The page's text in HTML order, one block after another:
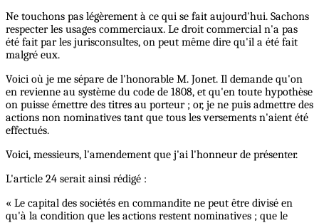
Ne touchons pas légèrement à ce qui se fait aujourd'hui. Sachons
respecter les usages commerciaux. Le droit commercial n'a pas
été fait par les jurisconsultes, on peut même dire qu'il a été fait
malgré eux.
Voici où je me sépare de l'honorable M. Jonet. Il demande qu'on
en revienne au système du code de 1808, et qu'en toute hypothèse
on puisse émettre des titres au porteur ; or, je ne puis admettre des
actions non nominatives tant que tous les versements n'aient été
effectués.
Voici, messieurs, l'amendement que j'ai l'honneur de présenter.
L'article 24 serait ainsi rédigé :
« Le capital des sociétés en commandite ne peut être divisé en
qu'à la condition que les actions restent nominatives ; que le